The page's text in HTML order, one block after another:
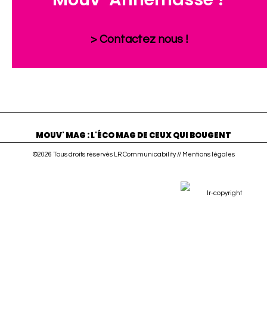
> Contactez nous !
MOUV' MAG : L'ÉCO MAG DE CEUX QUI BOUGENT
©2026 Tous droits réservés LR Communicability // Mentions légales